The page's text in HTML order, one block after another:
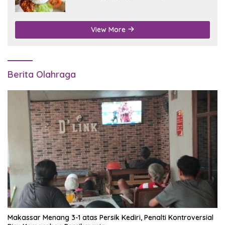
View More
Berita Olahraga
Makassar Menang 3-1 atas Persik Kediri, Penalti Kontroversial